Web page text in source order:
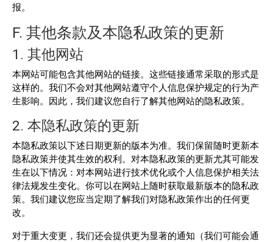
报。
F. 其他条款及本隐私政策的更新
1. 其他网站
本网站可能包含其他网站的链接。这些链接通常采取的形式是
这样的。我们不会对其他网站遵守个人信息保护规定的行为产
生影响。因此，我们建议您自行了解其他网站的隐私政策。
2. 本隐私政策的更新
本隐私政策以下述日期更新的版本为准。我们保留随时更新本
隐私政策并使其生效的权利。对本隐私政策的更新尤其可能发
生在以下情况：对本网站进行技术优化或个人信息保护相关法
律法规发生变化。你可以在网站上随时获取最新版本的隐私政
策。我们建议您应当定期了解我们对隐私政策作出的任何更
改。
对于重大变更，我们还会提供更为显著的通知（我们可能会通